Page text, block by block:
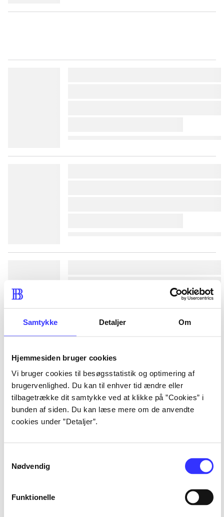
Samtykke Detaljer Om
Hjemmesiden bruger cookies
Vi bruger cookies til besøgsstatistik og optimering af
brugervenlighed. Du kan til enhver tid ændre eller
tilbagetrække dit samtykke ved at klikke på ”Cookies” i
bunden af siden. Du kan læse mere om de anvendte
cookies under ”Detaljer”.
Nødvendig
Funktionelle
lorem ipsum dolor sit
lorem ipsum dolor sit
lorem ipsum dolor sit
lorem ipsum dolor sit
lorem ipsum dolor sit
lorem ipsum dolor sit
lorem ipsum dolor sit
lorem ipsum dolor sit
lorem ipsum dolor sit
lorem ipsum dolor sit
lorem ipsum dolor sit